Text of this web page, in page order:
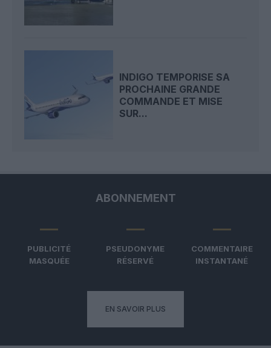
INDIGO TEMPORISE SA
PROCHAINE GRANDE
COMMANDE ET MISE
SUR...
ABONNEMENT
PUBLICITÉ
MASQUÉE
PSEUDONYME
RÉSERVÉ
COMMENTAIRE
INSTANTANÉ
EN SAVOIR PLUS